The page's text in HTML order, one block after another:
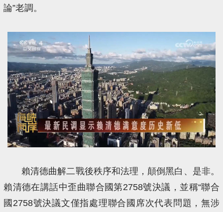
論”老調。
賴清德曲解二戰後秩序和法理，顛倒黑白、是非。
賴清德在講話中歪曲聯合國第2758號決議，並稱“聯合
國2758號決議文僅指處理聯合國席次代表問題，無涉